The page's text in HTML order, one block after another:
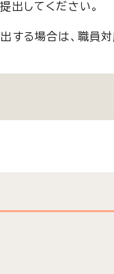
出してください。
る場合は、職員対